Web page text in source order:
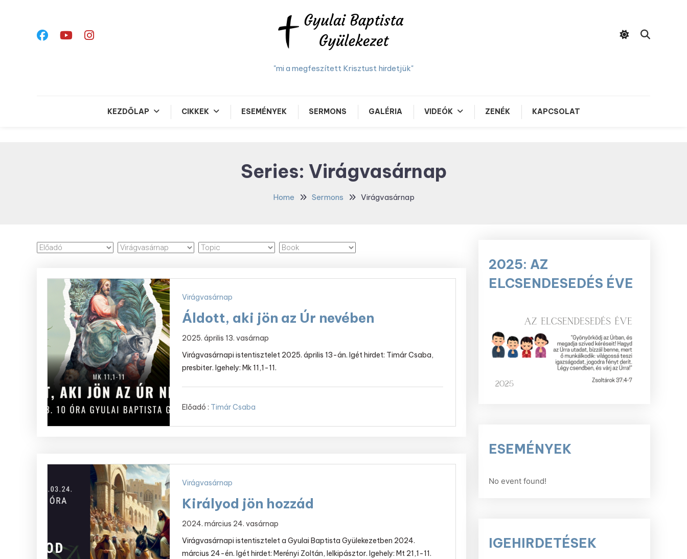
"mi a megfeszített Krisztust hirdetjük"
KEZDŐLAP CIKKEK ESEMÉNYEK SERMONS GALÉRIA VIDEÓK ZENÉK KAPCSOLAT
Series: Virágvasárnap
Home Sermons Virágvasárnap
Virágvasárnap
Áldott, aki jön az Úr nevében
2025. április 13. vasárnap
Virágvasárnapi istentisztelet 2025. április 13-án. Igét hirdet: Timár Csaba,
presbiter. Igehely: Mk 11,1-11.
Előadó : Timár Csaba
Virágvasárnap
Királyod jön hozzád
2024. március 24. vasárnap
Virágvasárnapi istentisztelet a Gyulai Baptista Gyülekezetben 2024.
március 24-én. Igét hirdet: Merényi Zoltán, lelkipásztor. Igehely: Mt 21,1-11.
2025: AZ
ELCSENDESEDÉS ÉVE
ESEMÉNYEK
No event found!
IGEHIRDETÉSEK